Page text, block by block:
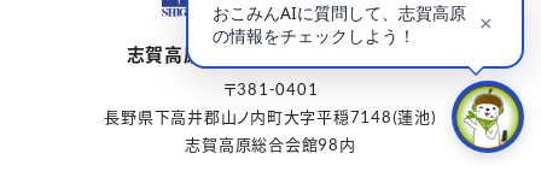
志賀高原観光協会 公式Webサイト
〒381-0401
長野県下高井郡山ノ内町大字平穏7148(蓮池)
志賀高原総合会館98内